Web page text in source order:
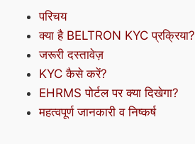
परिचय
क्या है BELTRON KYC प्रक्रिया?
जरूरी दस्तावेज़
KYC कैसे करें?
EHRMS पोर्टल पर क्या दिखेगा?
महत्वपूर्ण जानकारी व निष्कर्ष